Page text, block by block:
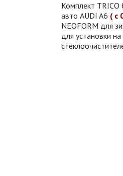
Комплект TRICO
авто AUDI A6 ( с
NEOFORM для
для установки